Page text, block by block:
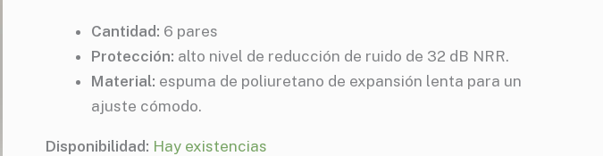
Cantidad: 6 pares
Protección: alto nivel de reducción de ruido de 32 dB NRR.
Material: espuma de poliuretano de expansión lenta para un
ajuste cómodo.
Disponibilidad: Hay existencias